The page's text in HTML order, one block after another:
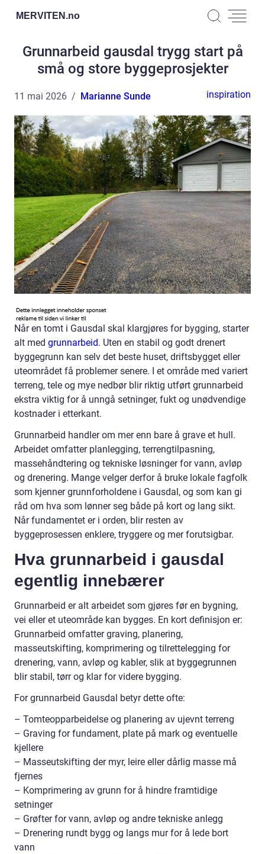
MERVITEN.no
Grunnarbeid gausdal trygg start på
små og store byggeprosjekter
11 mai 2026 Marianne Sunde inspiration
Når en tomt i Gausdal skal klargjøres for bygging, starter
alt med grunnarbeid. Uten en stabil og godt drenert
byggegrunn kan selv det beste huset, driftsbygget eller
uteområdet få problemer senere. I et område med variert
terreng, tele og mye nedbør blir riktig utført grunnarbeid
ekstra viktig for å unngå setninger, fukt og unødvendige
kostnader i etterkant.
Grunnarbeid handler om mer enn bare å grave et hull.
Arbeidet omfatter planlegging, terrengtilpasning,
massehåndtering og tekniske løsninger for vann, avløp
og drenering. Mange velger derfor å bruke lokale fagfolk
som kjenner grunnforholdene i Gausdal, og som kan gi
råd om hva som lønner seg både på kort og lang sikt.
Når fundamentet er i orden, blir resten av
byggeprosessen enklere, tryggere og mer forutsigbar.
Hva grunnarbeid i gausdal
egentlig innebærer
Grunnarbeid er alt arbeidet som gjøres før en bygning,
vei eller et uteområde kan bygges. En kort definisjon er:
Grunnarbeid omfatter graving, planering,
masseutskifting, komprimering og tilrettelegging for
drenering, vann, avløp og kabler, slik at byggegrunnen
blir stabil, tørr og klar for videre bygging.
For grunnarbeid Gausdal betyr dette ofte:
– Tomteopparbeidelse og planering av ujevnt terreng
– Graving for fundament, plate på mark og eventuelle
kjellere
– Masseutskifting der myr, leire eller dårlig masse må
fjernes
– Komprimering av grunn for å hindre framtidige
setninger
– Grøfter for vann, avløp og andre tekniske anlegg
– Drenering rundt bygg og langs mur for å lede bort
vann